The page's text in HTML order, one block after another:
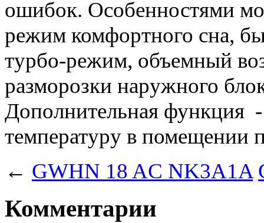
ошибок. Особенностями
режим комфортного сна,
турбо-режим, объемный
разморозки наружного
Дополнительная функция
температуру в помещении
← GWHN 18 AC NK3A1A
Комментарии